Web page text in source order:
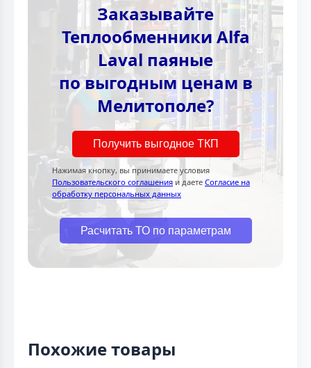
Заказывайте
Теплообменники Alfa
Laval паяные
по выгодным ценам в
Мелитополе?
Получить выгодное ТКП
Нажимая кнопку, вы принимаете условия
Пользовательского соглашения и даете Согласие на
обработку персональных данных
Расчитать ТО по параметрам
Похожие товары